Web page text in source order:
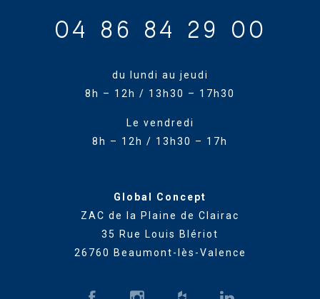
04 86 84 29 00
du lundi au jeudi
8h – 12h / 13h30 – 17h30
Le vendredi
8h – 12h / 13h30 – 17h
Global Concept
ZAC de la Plaine de Clairac
35 Rue Louis Blériot
26760 Beaumont-lès-Valence